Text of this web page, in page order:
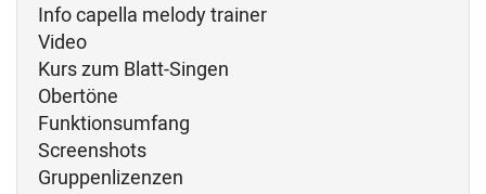
Info capella melody trainer
Video
Kurs zum Blatt-Singen
Obertöne
Funktionsumfang
Screenshots
Gruppenlizenzen